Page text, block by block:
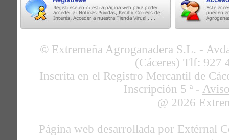
© Extremeña Agroganadera S.L. -
(Cáceres) Tlf: 927
Inscrita en el Registro Mercantil de
Inscripción 5 ª -
@ 2026
Página web desarrollada por Extérnal